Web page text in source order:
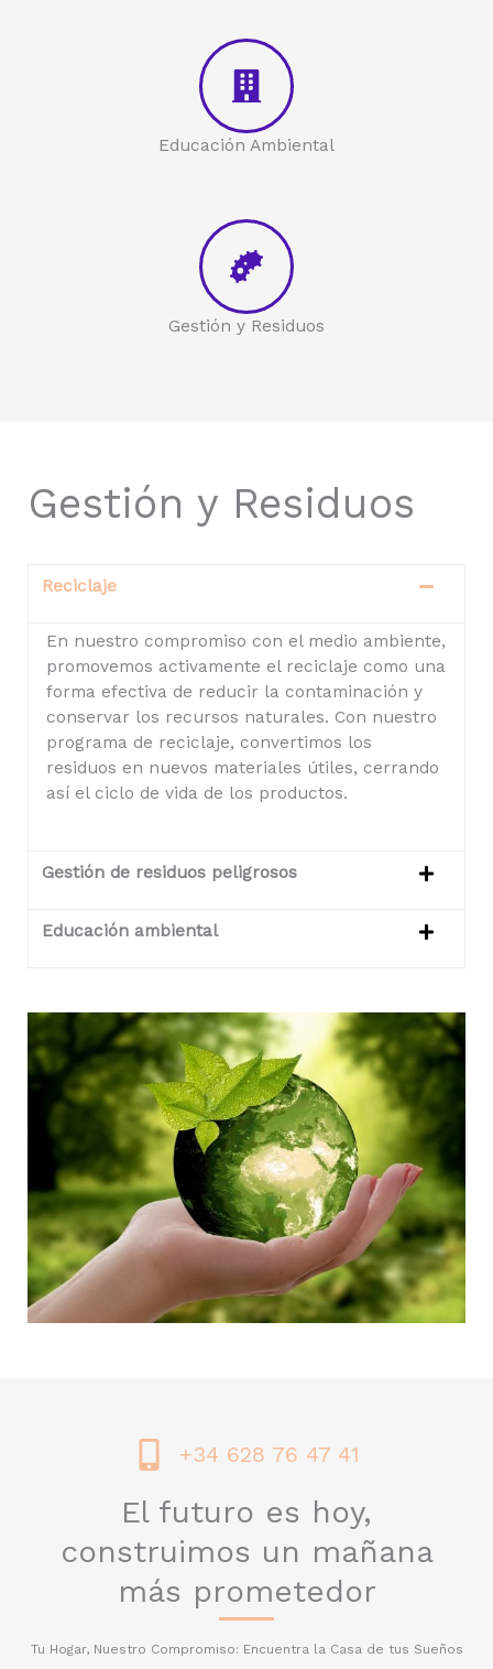
Educación Ambiental
Gestión y Residuos
Gestión y Residuos
Reciclaje
En nuestro compromiso con el medio ambiente,
promovemos activamente el reciclaje como una
forma efectiva de reducir la contaminación y
conservar los recursos naturales. Con nuestro
programa de reciclaje, convertimos los
residuos en nuevos materiales útiles, cerrando
así el ciclo de vida de los productos.
Gestión de residuos peligrosos
Educación ambiental
+34 628 76 47 41
El futuro es hoy,
construimos un mañana
más prometedor
Tu Hogar, Nuestro Compromiso: Encuentra la Casa de tus Sueños